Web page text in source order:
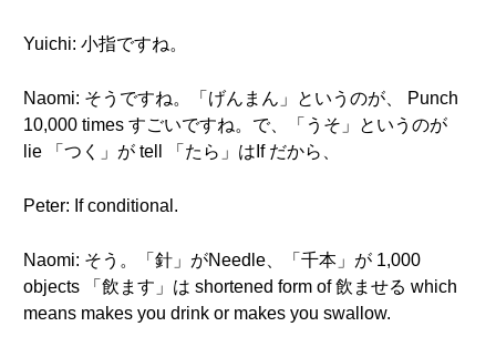
Yuichi: 小指ですね。
Naomi: そうですね。「げんまん」というのが、 Punch
10,000 times すごいですね。で、「うそ」というのが
lie 「つく」が tell 「たら」はIf だから、
Peter: If conditional.
Naomi: そう。「針」がNeedle、「千本」が 1,000
objects 「飲ます」は shortened form of 飲ませる which
means makes you drink or makes you swallow.